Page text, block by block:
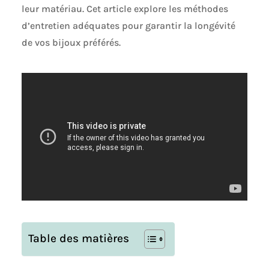
leur matériau. Cet article explore les méthodes
d’entretien adéquates pour garantir la longévité
de vos bijoux préférés.
Table des matières